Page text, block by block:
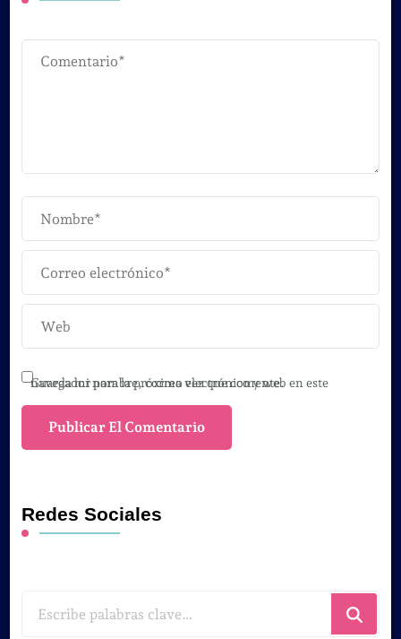
Guarda mi nombre, correo electrónico y web en este navegador para la próxima vez que comente.
Redes Sociales